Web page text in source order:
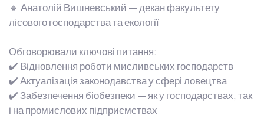
🔹 Анатолій Вишневський — декан факультету
лісового господарства та екології
Обговорювали ключові питання:
✔️ Відновлення роботи мисливських господарств
✔️ Актуалізація законодавства у сфері ловецтва
✔️ Забезпечення біобезпеки — як у господарствах, так
і на промислових підприємствах